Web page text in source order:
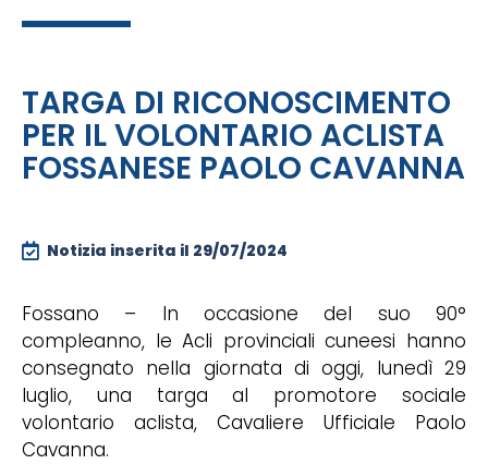
TARGA DI RICONOSCIMENTO
PER IL VOLONTARIO ACLISTA
FOSSANESE PAOLO CAVANNA
Notizia inserita il 29/07/2024
Fossano – In occasione del suo 90°
compleanno, le Acli provinciali cuneesi hanno
consegnato nella giornata di oggi, lunedì 29
luglio, una targa al promotore sociale
volontario aclista, Cavaliere Ufficiale Paolo
Cavanna.